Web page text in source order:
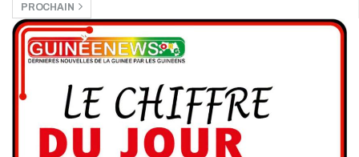
PROCHAIN